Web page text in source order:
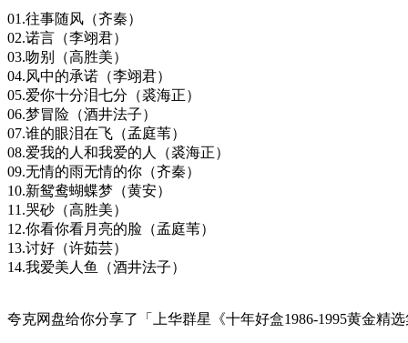
01.往事随风（齐秦）
02.诺言（李翊君）
03.吻别（高胜美）
04.风中的承诺（李翊君）
05.爱你十分泪七分（裘海正）
06.梦冒险（酒井法子）
07.谁的眼泪在飞（孟庭苇）
08.爱我的人和我爱的人（裘海正）
09.无情的雨无情的你（齐秦）
10.新鸳鸯蝴蝶梦（黄安）
11.哭砂（高胜美）
12.你看你看月亮的脸（孟庭苇）
13.讨好（许茹芸）
14.我爱美人鱼（酒井法子）
夸克网盘给你分享了「上华群星《十年好盒1986-1995黄金精